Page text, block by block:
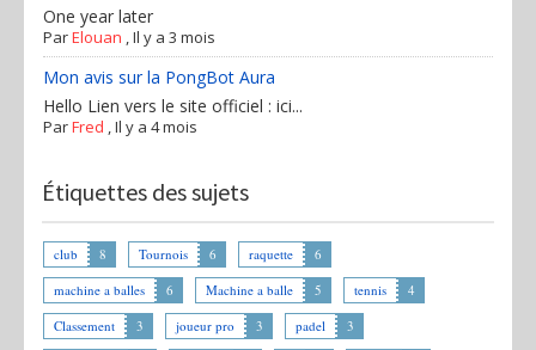
One year later
ParElouan ,Il y a 3 mois
Mon avis sur la PongBot Aura
Hello Lien vers le site officiel : ici...
ParFred ,Il y a 4 mois
Étiquettes des sujets
club 8 Tournois 6 raquette
6
machine a balles
6 Machine a balle 5 tennis
4
Classement
3 joueur pro 3 padel
3